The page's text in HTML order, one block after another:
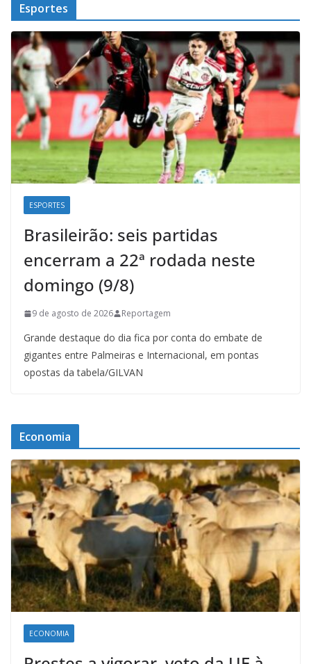
Esportes
ESPORTES
Brasileirão: seis partidas
encerram a 22ª rodada neste
domingo (9/8)
9 de agosto de 2026 Reportagem
Grande destaque do dia fica por conta do embate de
gigantes entre Palmeiras e Internacional, em pontas
opostas da tabela/GILVAN
Economia
ECONOMIA